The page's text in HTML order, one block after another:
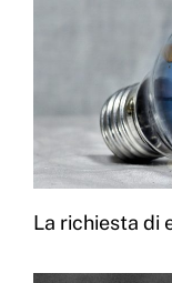
La richiesta di